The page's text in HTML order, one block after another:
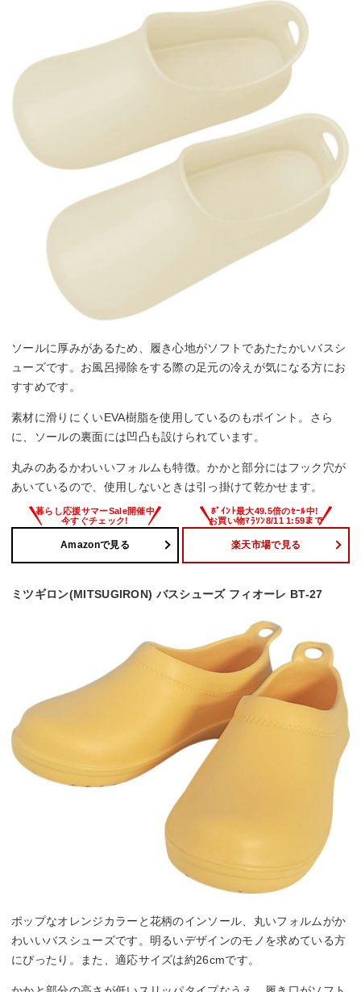
ソールに厚みがあるため、履き心地がソフトであたたかいバスシ
ューズです。お風呂掃除をする際の足元の冷えが気になる方にお
すすめです。
素材に滑りにくいEVA樹脂を使用しているのもポイント。さら
に、ソールの裏面には凹凸も設けられています。
丸みのあるかわいいフォルムも特徴。かかと部分にはフック穴が
あいているので、使用しないときは引っ掛けて乾かせます。
Amazonで見る 楽天市場で見る
ミツギロン(MITSUGIRON) バスシューズ フィオーレ BT-27
ポップなオレンジカラーと花柄のインソール、丸いフォルムがか
わいいバスシューズです。明るいデザインのモノを求めている方
にぴったり。また、適応サイズは約26cmです。